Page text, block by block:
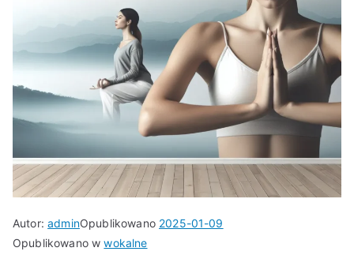
Autor:adminOpublikowano 2025-01-09
Opublikowano wwokalne